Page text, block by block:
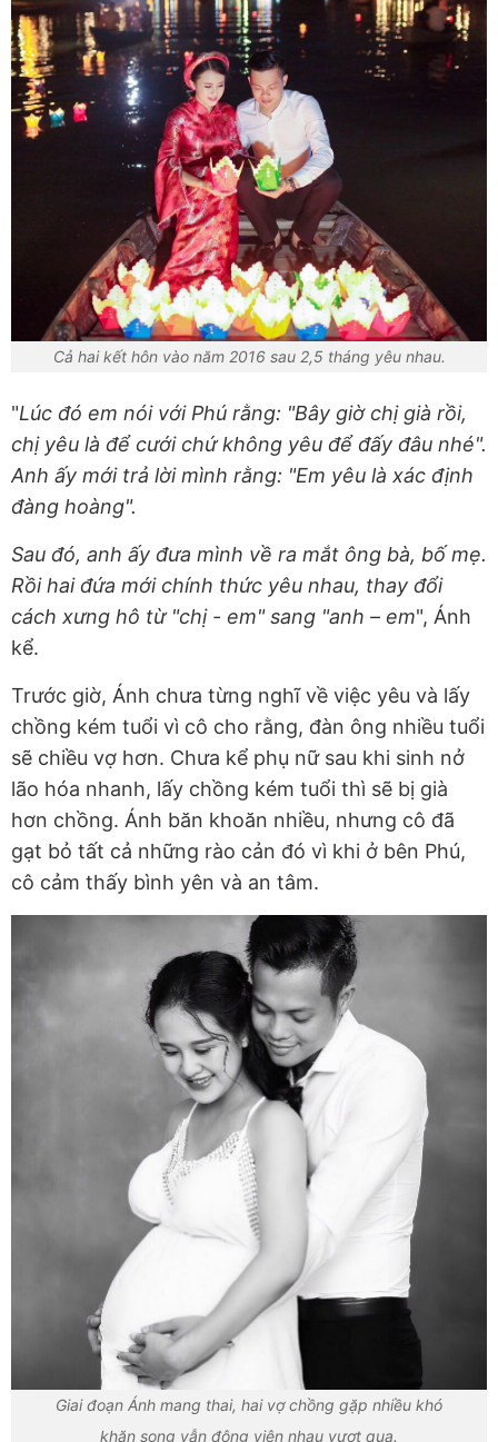
Cả hai kết hôn vào năm 2016 sau 2,5 tháng yêu nhau.
"Lúc đó em nói với Phú rằng: "Bây giờ chị già rồi,
chị yêu là để cưới chứ không yêu để đấy đâu nhé".
Anh ấy mới trả lời mình rằng: "Em yêu là xác định
đàng hoàng".
Sau đó, anh ấy đưa mình về ra mắt ông bà, bố mẹ.
Rồi hai đứa mới chính thức yêu nhau, thay đổi
cách xưng hô từ "chị - em" sang "anh – em", Ánh
kể.
Trước giờ, Ánh chưa từng nghĩ về việc yêu và lấy
chồng kém tuổi vì cô cho rằng, đàn ông nhiều tuổi
sẽ chiều vợ hơn. Chưa kể phụ nữ sau khi sinh nở
lão hóa nhanh, lấy chồng kém tuổi thì sẽ bị già
hơn chồng. Ánh băn khoăn nhiều, nhưng cô đã
gạt bỏ tất cả những rào cản đó vì khi ở bên Phú,
cô cảm thấy bình yên và an tâm.
Giai đoạn Ánh mang thai, hai vợ chồng gặp nhiều khó
khăn song vẫn động viên nhau vượt qua.